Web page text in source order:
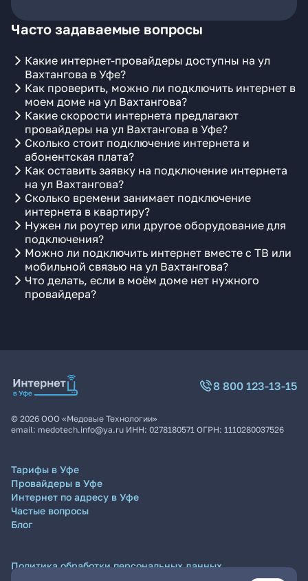
Часто задаваемые вопросы
Какие интернет-провайдеры доступны на ул
Вахтангова в Уфе?
Как проверить, можно ли подключить интернет в
моем доме на ул Вахтангова?
Какие скорости интернета предлагают
провайдеры на ул Вахтангова в Уфе?
Сколько стоит подключение интернета и
абонентская плата?
Как оставить заявку на подключение интернета
на ул Вахтангова?
Сколько времени занимает подключение
интернета в квартиру?
Нужен ли роутер или другое оборудование для
подключения?
Можно ли подключить интернет вместе с ТВ или
мобильной связью на ул Вахтангова?
Что делать, если в моём доме нет нужного
провайдера?
8 800 123-13-15
© 2026 ООО «Медовые Технологии»
email: medotech.info@ya.ru ИНН: 0278180571 ОГРН: 1110280037526
Тарифы в Уфе
Провайдеры в Уфе
Интернет по адресу в Уфе
Частые вопросы
Блог
Политика обработки персональных данных